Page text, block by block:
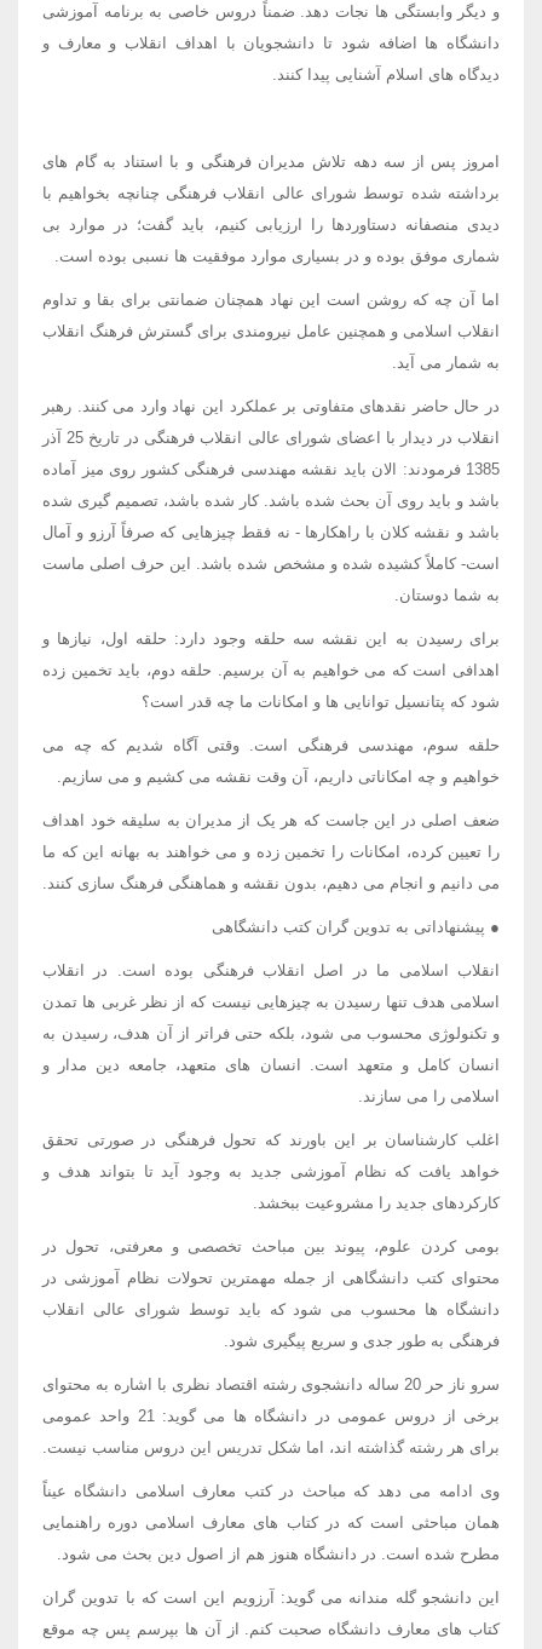
و دیگر وابستگی ها نجات دهد. ضمناً دروس خاصی به برنامه آموزشی
دانشگاه ها اضافه شود تا دانشجویان با اهداف انقلاب و معارف و
دیدگاه های اسلام آشنایی پیدا کنند.
امروز پس از سه دهه تلاش مدیران فرهنگی و با استناد به گام های
برداشته شده توسط شورای عالی انقلاب فرهنگی چنانچه بخواهیم با
دیدی منصفانه دستاوردها را ارزیابی کنیم، باید گفت؛ در موارد بی
شماری موفق بوده و در بسیاری موارد موفقیت ها نسبی بوده است.
اما آن چه که روشن است این نهاد همچنان ضمانتی برای بقا و تداوم
انقلاب اسلامی و همچنین عامل نیرومندی برای گسترش فرهنگ انقلاب
به شمار می آید.
در حال حاضر نقدهای متفاوتی بر عملکرد این نهاد وارد می کنند. رهبر
انقلاب در دیدار با اعضای شورای عالی انقلاب فرهنگی در تاریخ 25 آذر
1385 فرمودند: الان باید نقشه مهندسی فرهنگی کشور روی میز آماده
باشد و باید روی آن بحث شده باشد. کار شده باشد، تصمیم گیری شده
باشد و نقشه کلان با راهکارها - نه فقط چیزهایی که صرفاً آرزو و آمال
است- کاملاً کشیده شده و مشخص شده باشد. این حرف اصلی ماست
به شما دوستان.
برای رسیدن به این نقشه سه حلقه وجود دارد: حلقه اول، نیازها و
اهدافی است که می خواهیم به آن برسیم. حلقه دوم، باید تخمین زده
شود که پتانسیل توانایی ها و امکانات ما چه قدر است؟
حلقه سوم، مهندسی فرهنگی است. وقتی آگاه شدیم که چه می
خواهیم و چه امکاناتی داریم، آن وقت نقشه می کشیم و می سازیم.
ضعف اصلی در این جاست که هر یک از مدیران به سلیقه خود اهداف
را تعیین کرده، امکانات را تخمین زده و می خواهند به بهانه این که ما
می دانیم و انجام می دهیم، بدون نقشه و هماهنگی فرهنگ سازی کنند.
● پیشنهاداتی به تدوین گران کتب دانشگاهی
انقلاب اسلامی ما در اصل انقلاب فرهنگی بوده است. در انقلاب
اسلامی هدف تنها رسیدن به چیزهایی نیست که از نظر غربی ها تمدن
و تکنولوژی محسوب می شود، بلکه حتی فراتر از آن هدف، رسیدن به
انسان کامل و متعهد است. انسان های متعهد، جامعه دین مدار و
اسلامی را می سازند.
اغلب کارشناسان بر این باورند که تحول فرهنگی در صورتی تحقق
خواهد یافت که نظام آموزشی جدید به وجود آید تا بتواند هدف و
کارکردهای جدید را مشروعیت ببخشد.
بومی کردن علوم، پیوند بین مباحث تخصصی و معرفتی، تحول در
محتوای کتب دانشگاهی از جمله مهمترین تحولات نظام آموزشی در
دانشگاه ها محسوب می شود که باید توسط شورای عالی انقلاب
فرهنگی به طور جدی و سریع پیگیری شود.
سرو ناز حر 20 ساله دانشجوی رشته اقتصاد نظری با اشاره به محتوای
برخی از دروس عمومی در دانشگاه ها می گوید: 21 واحد عمومی
برای هر رشته گذاشته اند، اما شکل تدریس این دروس مناسب نیست.
وی ادامه می دهد که مباحث در کتب معارف اسلامی دانشگاه عیناً
همان مباحثی است که در کتاب های معارف اسلامی دوره راهنمایی
مطرح شده است. در دانشگاه هنوز هم از اصول دین بحث می شود.
این دانشجو گله مندانه می گوید: آرزویم این است که با تدوین گران
کتاب های معارف دانشگاه صحبت کنم. از آن ها بپرسم پس چه موقع